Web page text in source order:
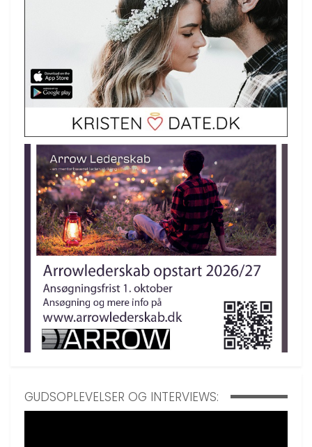
GUDSOPLEVELSER OG INTERVIEWS: